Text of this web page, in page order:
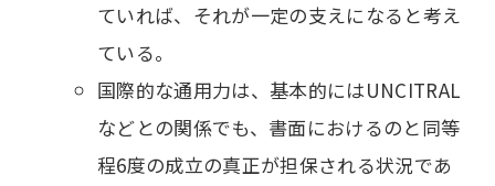
ていれば、それが一定の支えになると考え
ている。
国際的な通用力は、基本的にはUNCITRAL
などとの関係でも、書面におけるのと同等
程6度の成立の真正が担保される状況であ